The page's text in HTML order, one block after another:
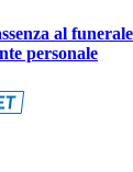
al
personale